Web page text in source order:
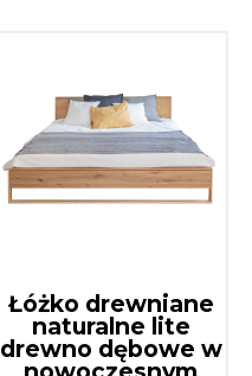
Łóżko drewniane
naturalne lite
drewno dębowe w